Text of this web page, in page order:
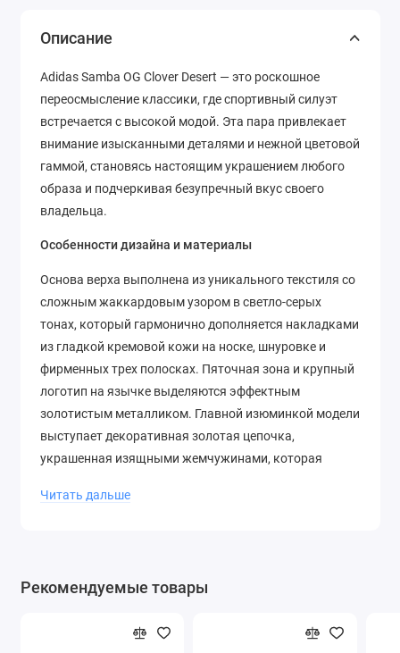
Описание
Adidas Samba OG Clover Desert — это роскошное
переосмысление классики, где спортивный силуэт
встречается с высокой модой. Эта пара привлекает
внимание изысканными деталями и нежной цветовой
гаммой, становясь настоящим украшением любого
образа и подчеркивая безупречный вкус своего
владельца.
Особенности дизайна и материалы
Основа верха выполнена из уникального текстиля со
сложным жаккардовым узором в светло-серых
тонах, который гармонично дополняется накладками
из гладкой кремовой кожи на носке, шнуровке и
фирменных трех полосках. Пяточная зона и крупный
логотип на язычке выделяются эффектным
золотистым металликом. Главной изюминкой модели
выступает декоративная золотая цепочка,
украшенная изящными жемчужинами, которая
Завершает этот роскошный ансамбль традиционная
Правила деликатного ухода
бережного отношения. Жаккардовый текстиль и
Читать дальше
Рекомендуемые товары